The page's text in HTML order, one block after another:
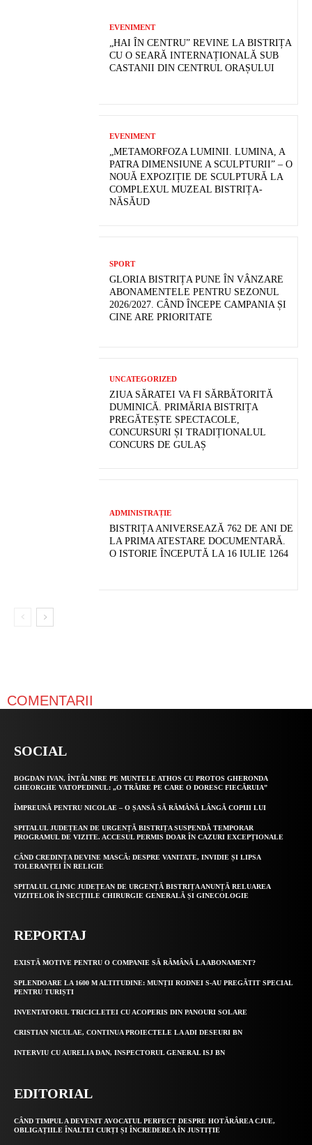
EVENIMENT
„HAI ÎN CENTRU” REVINE LA BISTRIȚA
CU O SEARĂ INTERNAȚIONALĂ SUB
CASTANII DIN CENTRUL ORAȘULUI
EVENIMENT
„METAMORFOZA LUMINII. LUMINA, A
PATRA DIMENSIUNE A SCULPTURII” – O
NOUĂ EXPOZIȚIE DE SCULPTURĂ LA
COMPLEXUL MUZEAL BISTRIȚA-
NĂSĂUD
SPORT
GLORIA BISTRIȚA PUNE ÎN VÂNZARE
ABONAMENTELE PENTRU SEZONUL
2026/2027. CÂND ÎNCEPE CAMPANIA ȘI
CINE ARE PRIORITATE
UNCATEGORIZED
ZIUA SĂRATEI VA FI SĂRBĂTORITĂ
DUMINICĂ. PRIMĂRIA BISTRIȚA
PREGĂTEȘTE SPECTACOLE,
CONCURSURI ȘI TRADIȚIONALUL
CONCURS DE GULAȘ
ADMINISTRAȚIE
BISTRIȚA ANIVERSEAZĂ 762 DE ANI DE
LA PRIMA ATESTARE DOCUMENTARĂ.
O ISTORIE ÎNCEPUTĂ LA 16 IULIE 1264
COMENTARII
SOCIAL
BOGDAN IVAN, ÎNTÂLNIRE PE MUNTELE ATHOS CU PROTOS GHERONDA
GHEORGHE VATOPEDINUL: „O TRĂIRE PE CARE O DORESC FIECĂRUIA”
ÎMPREUNĂ PENTRU NICOLAE – O ȘANSĂ SĂ RĂMÂNĂ LÂNGĂ COPIII LUI
SPITALUL JUDEȚEAN DE URGENȚĂ BISTRIȚA SUSPENDĂ TEMPORAR
PROGRAMUL DE VIZITE. ACCESUL PERMIS DOAR ÎN CAZURI EXCEPȚIONALE
CÂND CREDINȚA DEVINE MASCĂ: DESPRE VANITATE, INVIDIE ȘI LIPSA
TOLERANȚEI ÎN RELIGIE
SPITALUL CLINIC JUDEȚEAN DE URGENȚĂ BISTRIȚA ANUNȚĂ RELUAREA
VIZITELOR ÎN SECȚIILE CHIRURGIE GENERALĂ ȘI GINECOLOGIE
REPORTAJ
EXISTĂ MOTIVE PENTRU O COMPANIE SĂ RĂMÂNĂ LA ABONAMENT?
SPLENDOARE LA 1600 M ALTITUDINE: MUNȚII RODNEI S-AU PREGĂTIT SPECIAL
PENTRU TURIȘTI
INVENTATORUL TRICICLETEI CU ACOPERIS DIN PANOURI SOLARE
CRISTIAN NICULAE, CONTINUA PROIECTELE LA ADI DESEURI BN
INTERVIU CU AURELIA DAN, INSPECTORUL GENERAL ISJ BN
EDITORIAL
CÂND TIMPUL A DEVENIT AVOCATUL PERFECT DESPRE HOTĂRÂREA CJUE,
OBLIGAȚIILE ÎNALTEI CURȚI ȘI ÎNCREDEREA ÎN JUSTIȚIE